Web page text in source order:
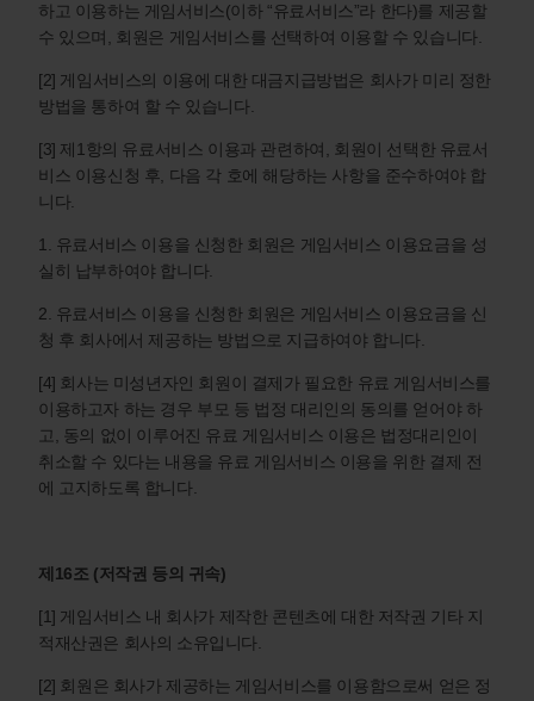
하고 이용하는 게임서비스(이하 “유료서비스”라 한다)를 제공할
수 있으며, 회원은 게임서비스를 선택하여 이용할 수 있습니다.
[2] 게임서비스의 이용에 대한 대금지급방법은 회사가 미리 정한
방법을 통하여 할 수 있습니다.
[3] 제1항의 유료서비스 이용과 관련하여, 회원이 선택한 유료서
비스 이용신청 후, 다음 각 호에 해당하는 사항을 준수하여야 합
니다.
1. 유료서비스 이용을 신청한 회원은 게임서비스 이용요금을 성
실히 납부하여야 합니다.
2. 유료서비스 이용을 신청한 회원은 게임서비스 이용요금을 신
청 후 회사에서 제공하는 방법으로 지급하여야 합니다.
[4] 회사는 미성년자인 회원이 결제가 필요한 유료 게임서비스를
이용하고자 하는 경우 부모 등 법정 대리인의 동의를 얻어야 하
고, 동의 없이 이루어진 유료 게임서비스 이용은 법정대리인이
취소할 수 있다는 내용을 유료 게임서비스 이용을 위한 결제 전
에 고지하도록 합니다.
제16조 (저작권 등의 귀속)
[1] 게임서비스 내 회사가 제작한 콘텐츠에 대한 저작권 기타 지
적재산권은 회사의 소유입니다.
[2] 회원은 회사가 제공하는 게임서비스를 이용함으로써 얻은 정